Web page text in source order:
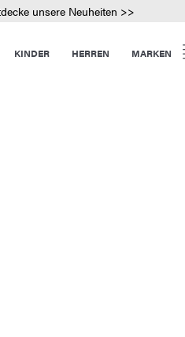
unsere Neuheiten >>
KINDER HERREN MARKEN